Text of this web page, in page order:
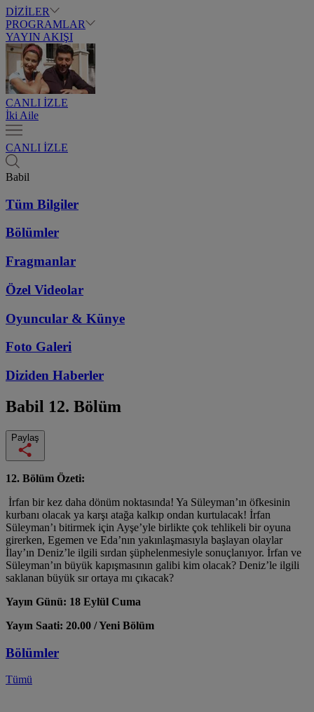
DİZİLER
PROGRAMLAR
YAYIN AKIŞI
CANLI İZLE
İki Aile
CANLI İZLE
Babil
Tüm Bilgiler
Bölümler
Fragmanlar
Özel Videolar
Oyuncular & Künye
Foto Galeri
Diziden Haberler
Babil 12. Bölüm
Paylaş
12. Bölüm Özeti:
İrfan bir kez daha dönüm noktasında! Ya Süleyman’ın öfkesinin
kurbanı olacak ya karşı atağa kalkıp ondan kurtulacak! İrfan
Süleyman’ı bitirmek için Ayşe’yle birlikte çok tehlikeli bir oyuna
girerken, Egemen ve Eda’nın yakınlaşmasıyla başlayan olaylar
İlay’ın Deniz’le ilgili sırdan şüphelenmesiyle sonuçlanıyor. İrfan ve
Süleyman’ın büyük kapışmasının galibi kim olacak? Deniz’le ilgili
saklanan büyük sır ortaya mı çıkacak?
Yayın Günü: 18 Eylül Cuma
Yayın Saati: 20.00 / Yeni Bölüm
Bölümler
Tümü